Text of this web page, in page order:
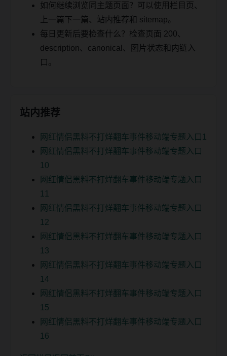
如何继续浏览同主题页面？可以使用栏目页、
上一篇下一篇、站内推荐和 sitemap。
每日更新后要检查什么？检查页面 200、
description、canonical、图片状态和内链入
口。
站内推荐
网红情侣黑料不打烊翻车事件移动端专题入口1
网红情侣黑料不打烊翻车事件移动端专题入口
10
网红情侣黑料不打烊翻车事件移动端专题入口
11
网红情侣黑料不打烊翻车事件移动端专题入口
12
网红情侣黑料不打烊翻车事件移动端专题入口
13
网红情侣黑料不打烊翻车事件移动端专题入口
14
网红情侣黑料不打烊翻车事件移动端专题入口
15
网红情侣黑料不打烊翻车事件移动端专题入口
16